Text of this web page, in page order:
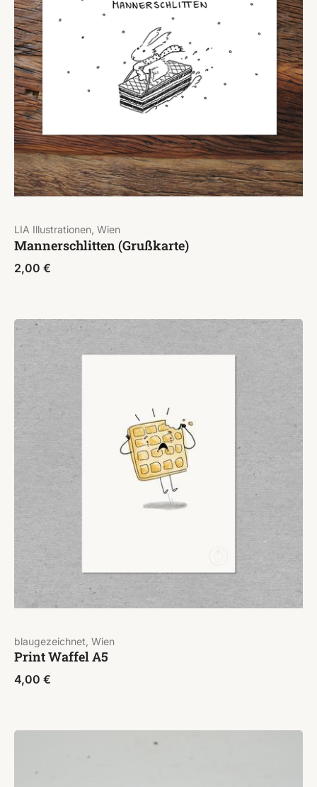
LIA Illustrationen, Wien
Mannerschlitten (Grußkarte)
2,00 €
blaugezeichnet, Wien
Print Waffel A5
4,00 €